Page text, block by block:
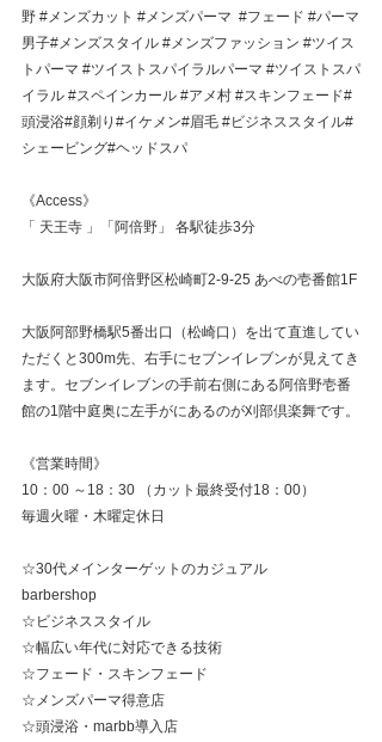
野 #メンズカット #メンズパーマ #フェード #パーマ
男子#メンズスタイル #メンズファッション #ツイス
トパーマ #ツイストスパイラルパーマ #ツイストスパ
イラル #スペインカール #アメ村 #スキンフェード#
頭浸浴#顔剃り#イケメン#眉毛 #ビジネススタイル#
シェービング#ヘッドスパ
《Access》
「 天王寺 」「阿倍野」 各駅徒歩3分
大阪府大阪市阿倍野区松崎町2-9-25 あべの壱番館1F
大阪阿部野橋駅5番出口（松崎口）を出て直進してい
ただくと300m先、右手にセブンイレブンが見えてき
ます。セブンイレブンの手前右側にある阿倍野壱番
館の1階中庭奥に左手がにあるのが刈部倶楽舞です。
《営業時間》
10：00 ～18：30 （カット最終受付18：00）
毎週火曜・木曜定休日
☆30代メインターゲットのカジュアル
barbershop
☆ビジネススタイル
☆幅広い年代に対応できる技術
☆フェード・スキンフェード
☆メンズパーマ得意店
☆頭浸浴・marbb導入店